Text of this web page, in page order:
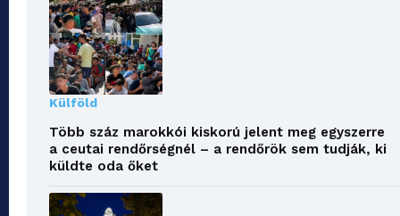
Külföld
Több száz marokkói kiskorú jelent meg egyszerre
a ceutai rendőrségnél – a rendőrök sem tudják, ki
küldte oda őket